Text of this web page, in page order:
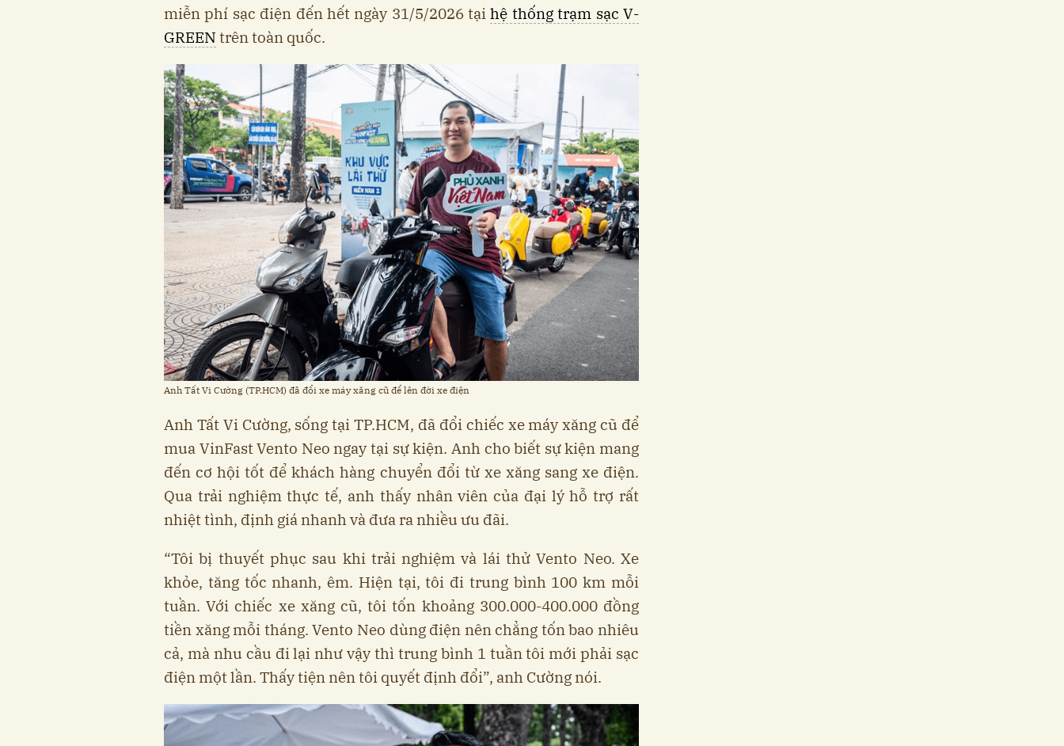
miễn phí sạc điện đến hết ngày 31/5/2026 tạihệ thống trạm sạc V-
GREEN trên toàn quốc.
Anh Tất Vi Cường (TP.HCM) đã đổi xe máy xăng cũ để lên đời xe điện
Anh Tất Vi Cường, sống tại TP.HCM, đã đổi chiếc xe máy xăng cũ để
mua VinFast Vento Neo ngay tại sự kiện. Anh cho biết sự kiện mang
đến cơ hội tốt để khách hàng chuyển đổi từ xe xăng sang xe điện.
Qua trải nghiệm thực tế, anh thấy nhân viên của đại lý hỗ trợ rất
nhiệt tình, định giá nhanh và đưa ra nhiều ưu đãi.
“Tôi bị thuyết phục sau khi trải nghiệm và lái thử Vento Neo. Xe
khỏe, tăng tốc nhanh, êm. Hiện tại, tôi đi trung bình 100 km mỗi
tuần. Với chiếc xe xăng cũ, tôi tốn khoảng 300.000-400.000 đồng
tiền xăng mỗi tháng. Vento Neo dùng điện nên chẳng tốn bao nhiêu
cả, mà nhu cầu đi lại như vậy thì trung bình 1 tuần tôi mới phải sạc
điện một lần. Thấy tiện nên tôi quyết định đổi”, anh Cường nói.